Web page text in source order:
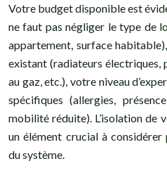
Votre budget disponible est
ne faut pas négliger le type de
appartement, surface
existant (radiateurs électriques,
au gaz, etc.), votre niveau
spécifiques (allergies,
mobilité réduite). L’isolation de
un élément crucial à
du système.